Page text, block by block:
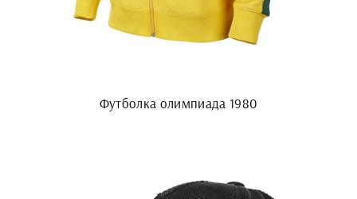
Футболка олимпиада 1980